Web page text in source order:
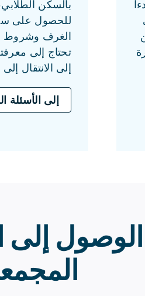
بالسكن
للحصول على
الغرف وشروط
تحتاج إلى
إلى الانتقال
إلى الأسئلة
الوصول إلى